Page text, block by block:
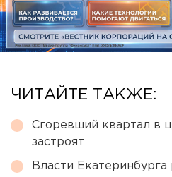
ЧИТАЙТЕ ТАКЖЕ:
Сгоревший квартал в
застроят
Власти Екатеринбурга